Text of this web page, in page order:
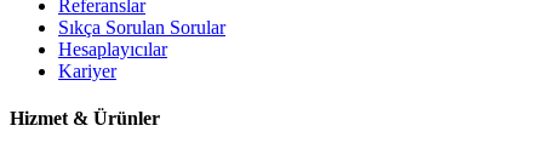
Referanslar
Sıkça Sorulan Sorular
Hesaplayıcılar
Kariyer
Hizmet & Ürünler